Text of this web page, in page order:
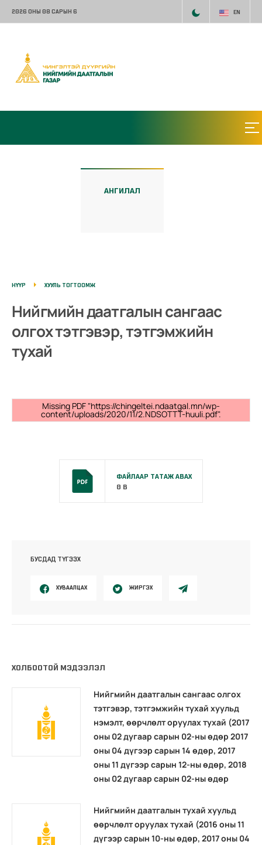
2026 ОНЫ 08 САРЫН 6 EN
АНГИЛАЛ
НҮҮР ХУУЛЬ ТОГТООМЖ
Нийгмийн даатгалын сангаас
олгох тэтгэвэр, тэтгэмжийн
тухай
Missing PDF "https://chingeltei.ndaatgal.mn/wp-
content/uploads/2020/11/2.NDSOTTT-huuli.pdf".
ФАЙЛААР ТАТАЖ АВАХ
0 B
БУСДАД ТҮГЭЭХ
ХУВААЛЦАХ ЖИРГЭХ
ХОЛБООТОЙ МЭДЭЭЛЭЛ
Нийгмийн даатгалын сангаас олгох
тэтгэвэр, тэтгэмжийн тухай хуульд
нэмэлт, өөрчлөлт оруулах тухай (2017
оны 02 дугаар сарын 02-ны өдөр 2017
оны 04 дүгээр сарын 14 өдөр, 2017
оны 11 дүгээр сарын 12-ны өдөр, 2018
оны 02 дугаар сарын 02-ны өдөр
Нийгмийн даатгалын тухай хуульд
өөрчлөлт оруулах тухай (2016 оны 11
дүгээр сарын 10-ны өдөр, 2017 оны 04